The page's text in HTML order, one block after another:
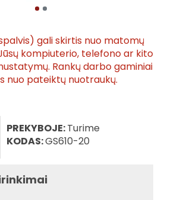
gali skirtis nuo matomų
kompiuterio, telefono ar kito
Rankų darbo gaminiai
nuo pateiktų nuotraukų.
PREKYBOJE:Turime
KODAS:GS610-20